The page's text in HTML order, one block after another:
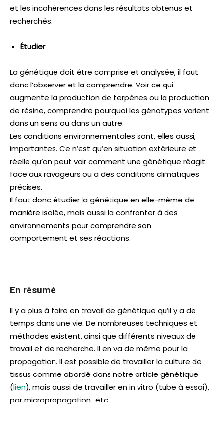
et les incohérences dans les résultats obtenus et
recherchés.
Étudier
La génétique doit être comprise et analysée, il faut
donc l’observer et la comprendre. Voir ce qui
augmente la production de terpènes ou la production
de résine, comprendre pourquoi les génotypes varient
dans un sens ou dans un autre.
Les conditions environnementales sont, elles aussi,
importantes. Ce n’est qu’en situation extérieure et
réelle qu’on peut voir comment une génétique réagit
face aux ravageurs ou à des conditions climatiques
précises.
Il faut donc étudier la génétique en elle-même de
manière isolée, mais aussi la confronter à des
environnements pour comprendre son
comportement et ses réactions.
En résumé
Il y a plus à faire en travail de génétique qu’il y a de
temps dans une vie. De nombreuses techniques et
méthodes existent, ainsi que différents niveaux de
travail et de recherche. Il en va de même pour la
propagation. Il est possible de travailler la culture de
tissus comme abordé dans notre article génétique
(lien), mais aussi de travailler en in vitro (tube à essai),
par micropropagation…etc